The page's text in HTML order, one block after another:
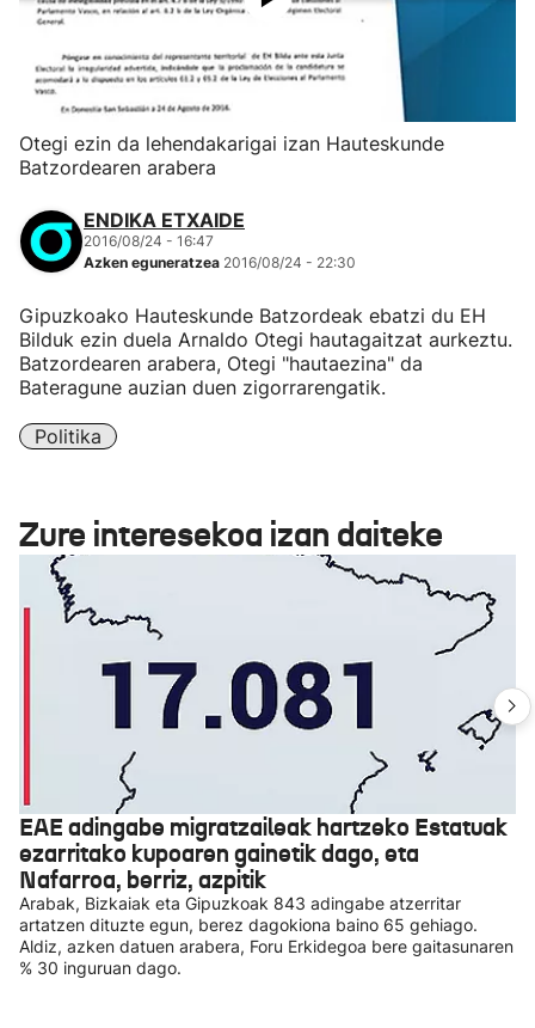
Otegi ezin da lehendakarigai izan Hauteskunde
Batzordearen arabera
ENDIKA ETXAIDE
2016/08/24 - 16:47
Azken eguneratzea 2016/08/24 - 22:30
Gipuzkoako Hauteskunde Batzordeak ebatzi du EH
Bilduk ezin duela Arnaldo Otegi hautagaitzat aurkeztu.
Batzordearen arabera, Otegi "hautaezina" da
Bateragune auzian duen zigorrarengatik.
Politika
Zure interesekoa izan daiteke
EAE adingabe migratzaileak hartzeko Estatuak
ezarritako kupoaren gainetik dago, eta
Nafarroa, berriz, azpitik
Arabak, Bizkaiak eta Gipuzkoak 843 adingabe atzerritar
artatzen dituzte egun, berez dagokiona baino 65 gehiago.
Aldiz, azken datuen arabera, Foru Erkidegoa bere gaitasunaren
% 30 inguruan dago.